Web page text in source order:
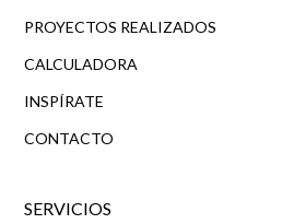
PROYECTOS REALIZADOS
CALCULADORA
INSPÍRATE
CONTACTO
SERVICIOS